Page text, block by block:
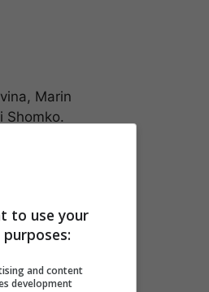
Marin
Shomko.
Roman
to use your
and content
development